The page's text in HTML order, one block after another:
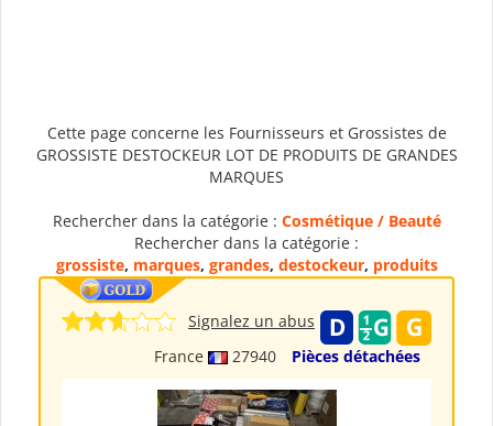
Cette page concerne les Fournisseurs et Grossistes de
GROSSISTE DESTOCKEUR LOT DE PRODUITS DE GRANDES
MARQUES
Rechercher dans la catégorie : Cosmétique / Beauté
Rechercher dans la catégorie :
grossiste, marques, grandes, destockeur, produits
France 27940 Pièces détachées
Signalez un abus